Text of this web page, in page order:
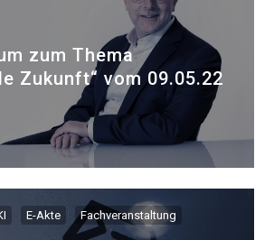
zum Thema
Zukunft“ vom 09.05.22
E-Akte Fachveranstaltung